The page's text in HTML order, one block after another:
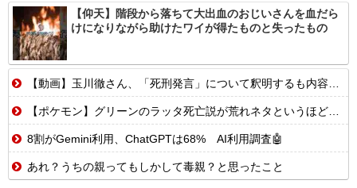
【仰天】階段から落ちて大出血のおじいさんを血だら
けになりながら助けたワイが得たものと失ったもの
【動画】玉川徹さん、「死刑発言」について釈明するも内容がクソすぎて更に大炎上……
【ポケモン】グリーンのラッタ死亡説が荒れネタというほどじゃないにしろ本当にそうなのかで揉める話題になってるのを知って驚いている
8割がGemini利用、ChatGPTは68% AI利用調査🤖
あれ？うちの親ってもしかして毒親？と思ったこと